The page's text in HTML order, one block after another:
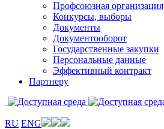
Профсоюзная организация
Конкурсы, выборы
Документы
Документооборот
Государственные закупки
Персональные данные
Эффективный контракт
Партнеру
RU ENG